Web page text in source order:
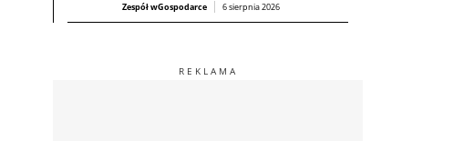
Zespół wGospodarce 6 sierpnia 2026